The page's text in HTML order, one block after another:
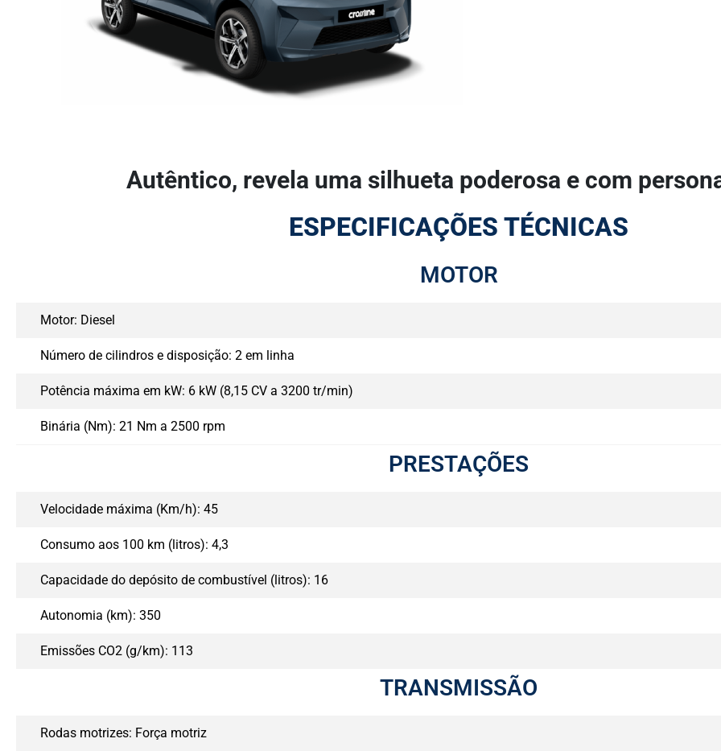
Autêntico, revela uma silhueta poderosa e com
ESPECIFICAÇÕES TÉCNICAS
MOTOR
Motor: Diesel
Número de cilindros e disposição: 2 em linha
Potência máxima em kW: 6 kW (8,15 CV a 3200 tr/min)
Binária (Nm): 21 Nm a 2500 rpm
PRESTAÇÕES
Velocidade máxima (Km/h): 45
Consumo aos 100 km (litros): 4,3
Capacidade do depósito de combustível (litros): 16
Autonomia (km): 350
Emissões CO2 (g/km): 113
TRANSMISSÃO
Rodas motrizes: Força motriz